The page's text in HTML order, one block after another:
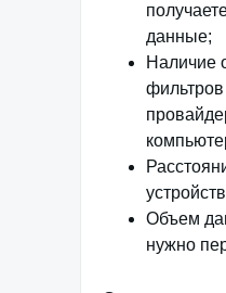
данные;
Наличие
Объем
нужно